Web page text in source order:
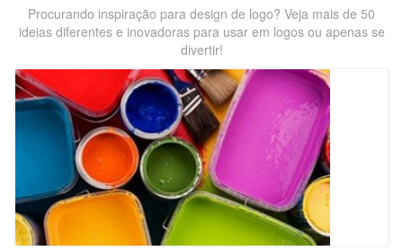
Procurando inspiração para design de logo? Veja mais de 50
ideias diferentes e inovadoras para usar em logos ou apenas se
divertir!